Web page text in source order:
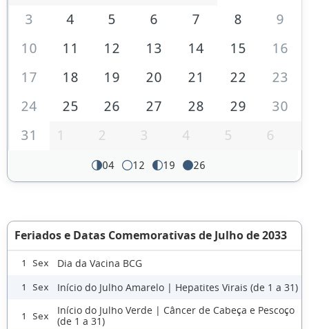
3
4 5 6 7 8
9
10
11 12 13 14 15
16
17
18 19 20 21 22
23
24
25 26 27 28 29
30
31
1 2 3 4 5 6
04 12 19 26
Feriados e Datas Comemorativas de Julho de 2033
1 Sex Dia da Vacina BCG
1 Sex Início do Julho Amarelo | Hepatites Virais (de 1 a 31)
1 Sex
Início do Julho Verde | Câncer de Cabeça e Pescoço
(de 1 a 31)